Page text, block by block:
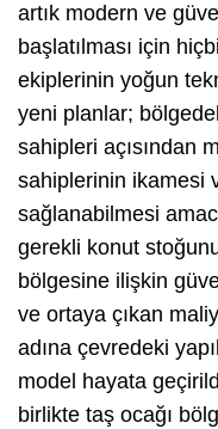
artık modern ve
başlatılması için
ekiplerinin yoğun
yeni planlar;
sahipleri açısından
sahiplerinin ikamesi
sağlanabilmesi
gerekli konut
bölgesine ilişkin
ve ortaya çıkan
adına çevredeki
model hayata
birlikte taş ocağı